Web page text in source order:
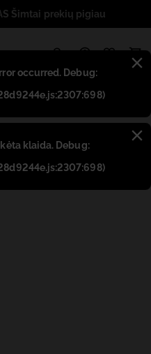
occurred. Debug:
klaida. Debug:
Šimtai prekių pigiau